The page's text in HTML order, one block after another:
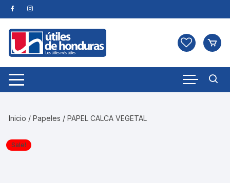
Skip
to
content
Inicio /Papeles / PAPEL CALCA VEGETAL
Sale!